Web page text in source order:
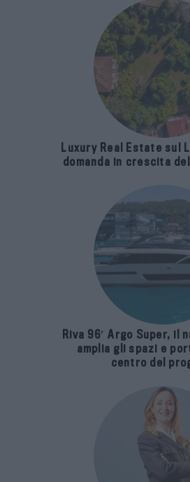
Luxury Real Estate sul
domanda in crescita
Riva 96′ Argo Super, il
amplia gli spazi e
centro del